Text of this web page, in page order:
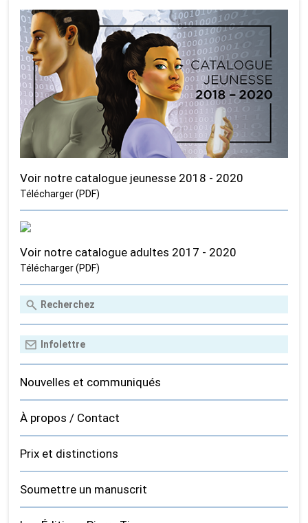
Voir notre catalogue jeunesse 2018 - 2020
Télécharger (PDF)
Voir notre catalogue adultes 2017 - 2020
Télécharger (PDF)
Nouvelles et communiqués
À propos / Contact
Prix et distinctions
Soumettre un manuscrit